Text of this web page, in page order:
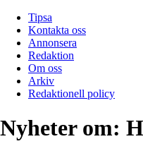
Tipsa
Kontakta oss
Annonsera
Redaktion
Om oss
Arkiv
Redaktionell policy
Nyheter om: